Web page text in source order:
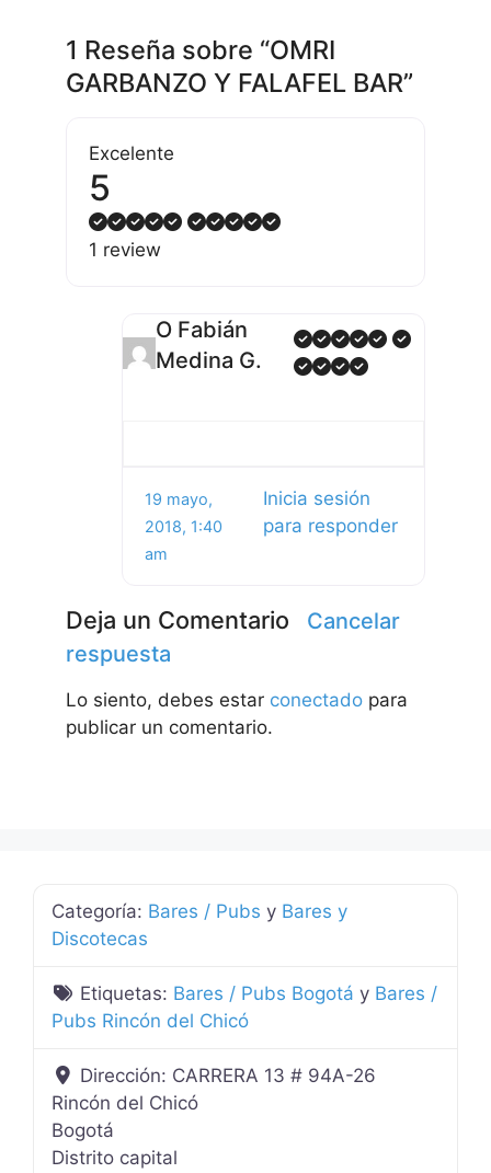
1 Reseña sobre “OMRI
GARBANZO Y FALAFEL BAR”
Excelente
5
1 review
O Fabián
Medina G.
19 mayo,
2018, 1:40
am
Inicia sesión
para responder
Deja un Comentario
Cancelar
respuesta
Lo siento, debes estar conectado para
publicar un comentario.
Categoría: Bares / Pubs y Bares y
Discotecas
Etiquetas: Bares / Pubs Bogotá y Bares /
Pubs Rincón del Chicó
Dirección: CARRERA 13 # 94A-26
Rincón del Chicó
Bogotá
Distrito capital